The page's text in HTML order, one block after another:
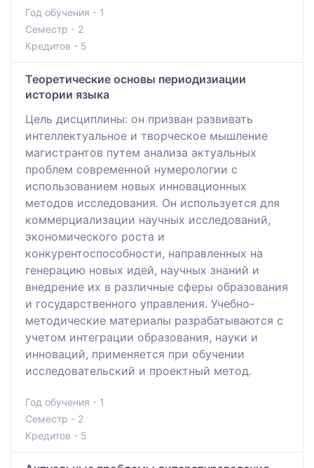
Год обучения - 1
Семестр - 2
Кредитов - 5
Теоретические основы периодизиации
истории языка
Цель дисциплины: он призван развивать
интеллектуальное и творческое мышление
магистрантов путем анализа актуальных
проблем современной нумерологии с
использованием новых инновационных
методов исследования. Он используется для
коммерциализации научных исследований,
экономического роста и
конкурентоспособности, направленных на
генерацию новых идей, научных знаний и
внедрение их в различные сферы образования
и государственного управления. Учебно-
методические материалы разрабатываются с
учетом интеграции образования, науки и
инноваций, применяется при обучении
исследовательский и проектный метод.
Год обучения - 1
Семестр - 2
Кредитов - 5